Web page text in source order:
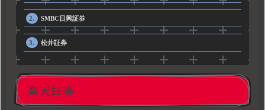
SMBC日興証券
松井証券
楽天証券